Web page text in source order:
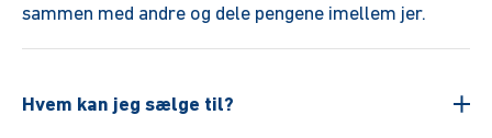
sammen med andre og dele pengene imellem jer.
Hvem kan jeg sælge til?